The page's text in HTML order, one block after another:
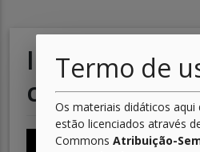
Termo de
Os materiais didáticos aqui
estão licenciados através
Commons Atribuição-
conteúdo